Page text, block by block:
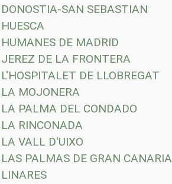
DONOSTIA-SAN SEBASTIAN
HUESCA
HUMANES DE MADRID
JEREZ DE LA FRONTERA
L'HOSPITALET DE LLOBREGAT
LA MOJONERA
LA PALMA DEL CONDADO
LA RINCONADA
LA VALL D'UIXO
LAS PALMAS DE GRAN CANARIA
LINARES